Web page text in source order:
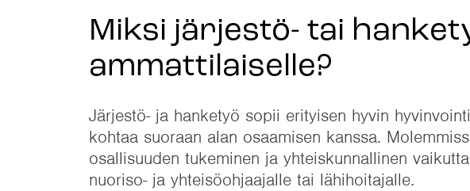
Miksi järjestö- tai
ammattilaiselle?
Järjestö- ja hanketyö sopii erityisen hyvin
kohtaa suoraan alan osaamisen kanssa.
osallisuuden tukeminen ja yhteiskunnallinen
nuoriso- ja yhteisöohjaajalle tai lähihoitajalle.